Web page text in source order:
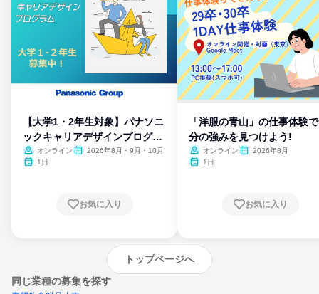
【大学1・2年生対象】パナソニ
ックキャリアデザインプログラ
ム
オンライン
2026年8月・9月・10月
1日
お気に入り
「洋服の青山」の仕事体験
分の強みを見つけよう!
オンライン
2026年8月
1日
お気に入り
トップページへ
同じ業種の募集を探す